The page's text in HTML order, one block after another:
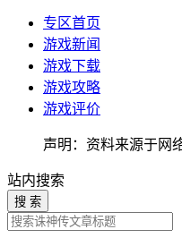
专区首页
游戏新闻
游戏下载
游戏攻略
游戏评价
声明：资料来源于网
站内搜索
搜 索